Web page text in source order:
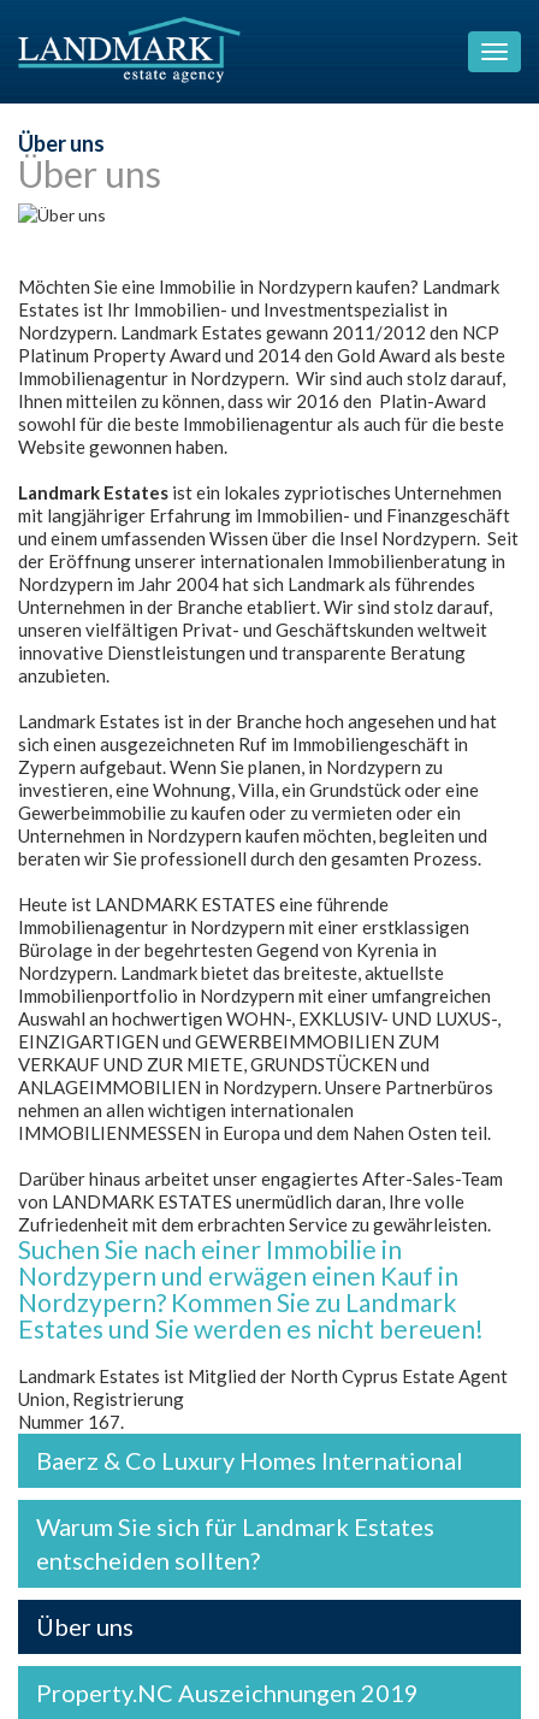
Über uns
Über uns
Möchten Sie eine Immobilie in Nordzypern kaufen? Landmark
Estates ist Ihr Immobilien- und Investmentspezialist in
Nordzypern. Landmark Estates gewann 2011/2012 den NCP
Platinum Property Award und 2014 den Gold Award als beste
Immobilienagentur in Nordzypern. Wir sind auch stolz darauf,
Ihnen mitteilen zu können, dass wir 2016 den Platin-Award
sowohl für die beste Immobilienagentur als auch für die beste
Website gewonnen haben.
Landmark Estates ist ein lokales zypriotisches Unternehmen
mit langjähriger Erfahrung im Immobilien- und Finanzgeschäft
und einem umfassenden Wissen über die Insel Nordzypern. Seit
der Eröffnung unserer internationalen Immobilienberatung in
Nordzypern im Jahr 2004 hat sich Landmark als führendes
Unternehmen in der Branche etabliert. Wir sind stolz darauf,
unseren vielfältigen Privat- und Geschäftskunden weltweit
innovative Dienstleistungen und transparente Beratung
anzubieten.
Landmark Estates ist in der Branche hoch angesehen und hat
sich einen ausgezeichneten Ruf im Immobiliengeschäft in
Zypern aufgebaut. Wenn Sie planen, in Nordzypern zu
investieren, eine Wohnung, Villa, ein Grundstück oder eine
Gewerbeimmobilie zu kaufen oder zu vermieten oder ein
Unternehmen in Nordzypern kaufen möchten, begleiten und
beraten wir Sie professionell durch den gesamten Prozess.
Heute ist LANDMARK ESTATES eine führende
Immobilienagentur in Nordzypern mit einer erstklassigen
Bürolage in der begehrtesten Gegend von Kyrenia in
Nordzypern. Landmark bietet das breiteste, aktuellste
Immobilienportfolio in Nordzypern mit einer umfangreichen
Auswahl an hochwertigen WOHN-, EXKLUSIV- UND LUXUS-,
EINZIGARTIGEN und GEWERBEIMMOBILIEN ZUM
VERKAUF UND ZUR MIETE, GRUNDSTÜCKEN und
ANLAGEIMMOBILIEN in Nordzypern. Unsere Partnerbüros
nehmen an allen wichtigen internationalen
IMMOBILIENMESSEN in Europa und dem Nahen Osten teil.
Darüber hinaus arbeitet unser engagiertes After-Sales-Team
von LANDMARK ESTATES unermüdlich daran, Ihre volle
Zufriedenheit mit dem erbrachten Service zu gewährleisten.
Suchen Sie nach einer Immobilie in
Nordzypern und erwägen einen Kauf in
Nordzypern? Kommen Sie zu Landmark
Estates und Sie werden es nicht bereuen!
Landmark Estates ist Mitglied der North Cyprus Estate Agent
Union, Registrierung
Nummer 167.
Baerz & Co Luxury Homes International
Warum Sie sich für Landmark Estates
entscheiden sollten?
Über uns
Property.NC Auszeichnungen 2019